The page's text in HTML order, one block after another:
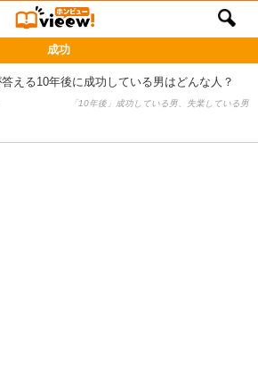
成功
える10年後に成功している男はどんな人？
「10年後」成功している男、失業している男